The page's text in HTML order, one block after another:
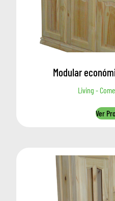
Modular
Living -
Ver